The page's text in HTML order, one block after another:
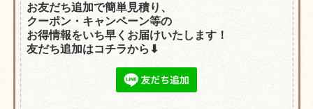
お友だち追加で簡単見積り、
クーポン・ キャンペーン等の
お得情報をいち早くお届けいたします！
友だち追加はコチラから⬇︎